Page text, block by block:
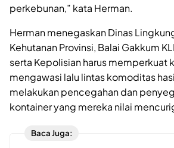
perkebunan,” kata Herman.
Herman menegaskan Dinas
Kehutanan Provinsi, Balai Gakkum
serta Kepolisian harus memperkuat
mengawasi lalu lintas komoditas
melakukan pencegahan dan
kontainer yang mereka nilai
Baca Juga: